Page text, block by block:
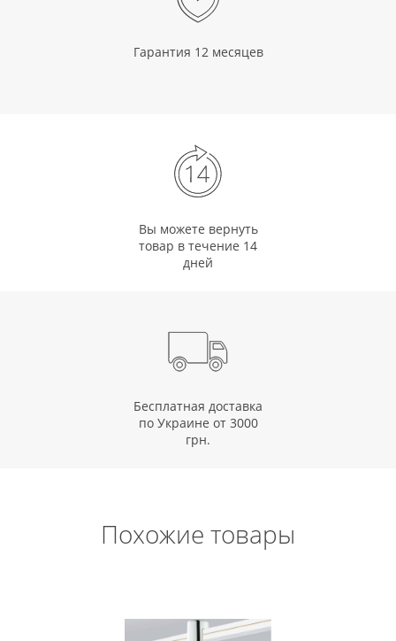
Гарантия 12 месяцев
Вы можете вернуть
товар в течение 14
дней
Бесплатная доставка
по Украине от 3000
грн.
Похожие товары